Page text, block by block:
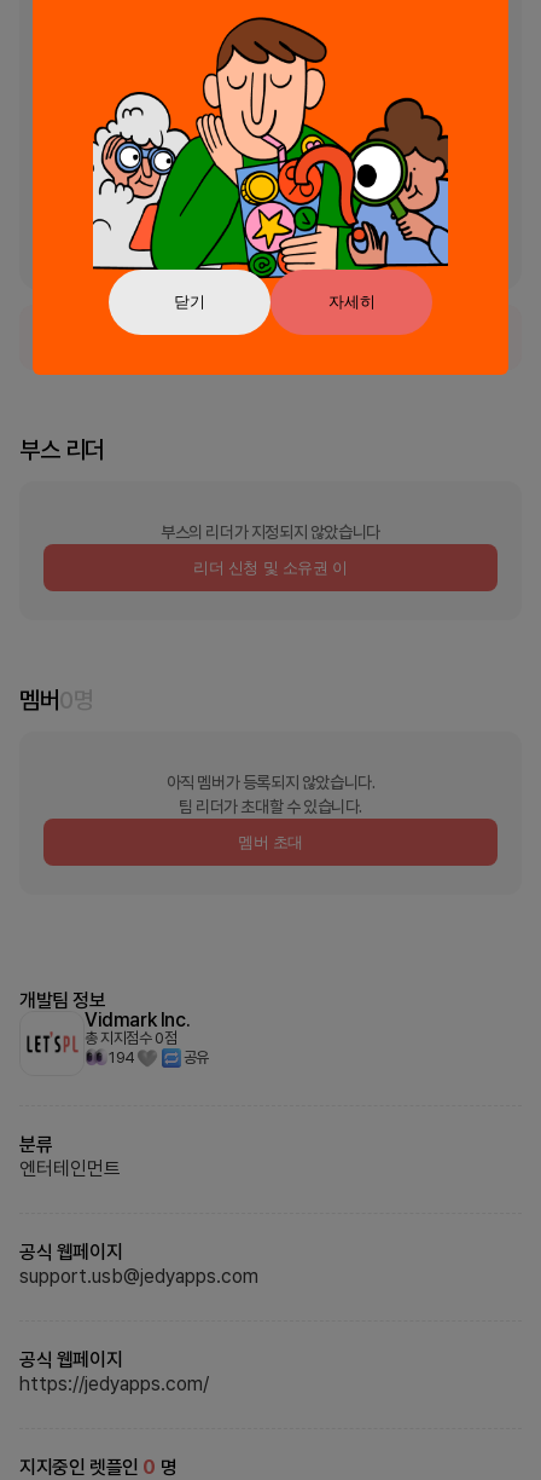
닫기 자세히
USB HDMI 또는 Wi-Fi를 사용하여 Android 기기와 TV를 연결하세요.
Mobile Connect To TV를 열고 사용자 친화적인 설정 프로세스를 따
선호하는 전송 방법(HDMI 또는 WiFi)을 선택하세요.
대형 화면에서 손쉽게 콘텐츠를 전송하고 공유하면서 몰입감 넘치는 경
험을 즐겨보세요!
TV를 멀티미디어 센터로 전환하세요. 지금 Mobile Connect To TV를
다운로드하고 연결 및 전송 방식을 재정의하세요!
정식 서비스로 출시되었습니다.
부스 리더
부스의 리더가 지정되지 않았습니다
리더 신청 및 소유권 이
멤버0명
아직 멤버가 등록되지 않았습니다.
팀 리더가 초대할 수 있습니다.
멤버 초대
개발팀 정보
Vidmark Inc.
총 지지점수 0점
194
공유
분류
엔터테인먼트
공식 웹페이지
support.usb@jedyapps.com
공식 웹페이지
https://jedyapps.com/
지지중인 렛플인 0 명